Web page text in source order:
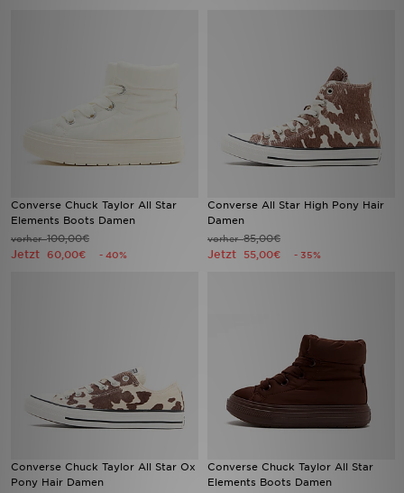
Converse Chuck Taylor All Star
Elements Boots Damen
vorher100,00€
Jetzt 60,00€ - 40%
Converse All Star High Pony Hair
Damen
vorher85,00€
Jetzt 55,00€ - 35%
Converse Chuck Taylor All Star Ox
Pony Hair Damen
Converse Chuck Taylor All Star
Elements Boots Damen